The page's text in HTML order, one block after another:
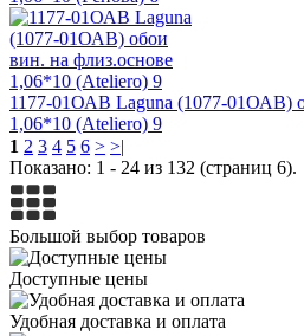
1177-01ОАВ Laguna (1077-01ОАВ)
1,06*10 (Ateliero) 9
1 2 3 4 5 6 > >|
Показано: 1 - 24 из 132 (страниц 6).
Большой выбор товаров
Доступные цены
Удобная доставка и оплата